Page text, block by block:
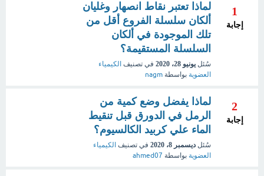
1
إجابة
لماذا تعتبر نقاط انصهار وغليان
ألكان سلسلة الفروع أقل من
تلك الموجودة في ألكان
السلسلة المستقيمة؟
سُئل يونيو 28، 2020 في تصنيف الكيمياء
العضوية بواسطة nagm
2
إجابة
لماذا يفضل وضع كمية من
الرمل في الدورق قبل تنقيط
الماء علي كربيد الكالسيوم؟
سُئل ديسمبر 8، 2020 في تصنيف الكيمياء
العضوية بواسطة ahmed07